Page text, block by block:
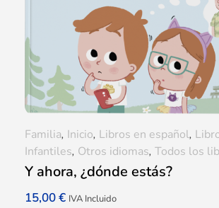
Y ahora, ¿dónde estás?
15,00€ IVA Incluido
Familia, Inicio, Libros en español,
Infantiles, Otros idiomas, Todos los